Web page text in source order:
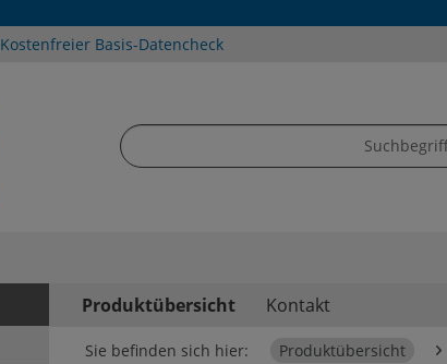
Kostenfreier Basis-Datencheck
Produktübersicht Kontakt
Sie befinden sich hier: Produktübersicht